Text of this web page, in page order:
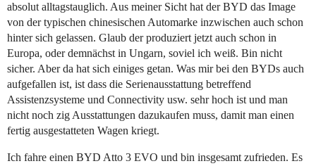
absolut alltagstauglich. Aus meiner Sicht hat der BYD das Image
von der typischen chinesischen Automarke inzwischen auch schon
hinter sich gelassen. Glaub der produziert jetzt auch schon in
Europa, oder demnächst in Ungarn, soviel ich weiß. Bin nicht
sicher. Aber da hat sich einiges getan. Was mir bei den BYDs auch
aufgefallen ist, ist dass die Serienausstattung betreffend
Assistenzsysteme und Connectivity usw. sehr hoch ist und man
nicht noch zig Ausstattungen dazukaufen muss, damit man einen
fertig ausgestatteten Wagen kriegt.
Ich fahre einen BYD Atto 3 EVO und bin insgesamt zufrieden. Es